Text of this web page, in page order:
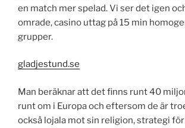
en match mer spelad. Vi ser det igen
omrade, casino uttag på 15 min
grupper.
gladjestund.se
Man beräknar att det finns runt 40
runt om i Europa och eftersom de är
också lojala mot sin religion, strategi